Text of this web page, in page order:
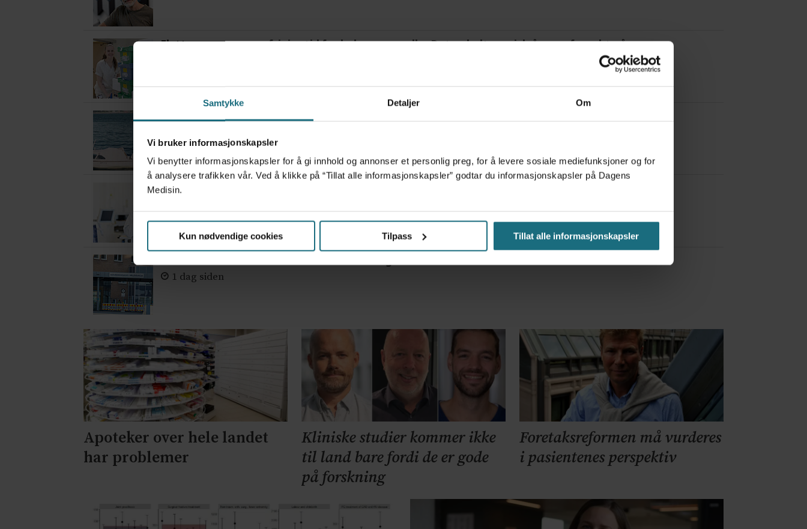
Samtykke Detaljer Om
Vi bruker informasjonskapsler
Vi benytter informasjonskapsler for å gi innhold og annonser et personlig preg, for å levere sosiale mediefunksjoner og for
å analysere trafikken vår. Ved å klikke på “Tillat alle informasjonskapsler” godtar du informasjonskapsler på Dagens
Medisin.
Kun nødvendige cookies Tilpass Tillat alle informasjonskapsler
Flytter oppgaver og frigjør tid for helsepersonell: – Det er helt magisk å være forvakt nå
Var alene på vakt i tre måneder – i en 16-fots motorbåt
– Etter en stund kom det frem at han døgnet før hadde drukket 25 vodka Red Bull
1 dag siden
Apoteker over hele landet
har problemer
Kliniske studier kommer ikke
til land bare fordi de er gode
på forskning
Foretaksreformen må vurderes
i pasientenes perspektiv